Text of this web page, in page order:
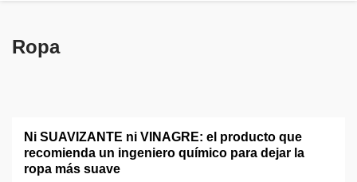
Ropa
Ni SUAVIZANTE ni VINAGRE: el producto que
recomienda un ingeniero químico para dejar la
ropa más suave